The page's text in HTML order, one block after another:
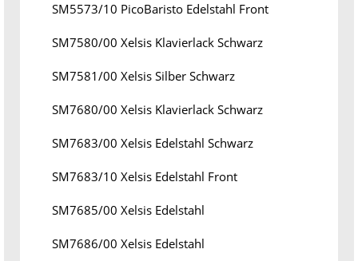
SM5573/10 PicoBaristo Edelstahl Front
SM7580/00 Xelsis Klavierlack Schwarz
SM7581/00 Xelsis Silber Schwarz
SM7680/00 Xelsis Klavierlack Schwarz
SM7683/00 Xelsis Edelstahl Schwarz
SM7683/10 Xelsis Edelstahl Front
SM7685/00 Xelsis Edelstahl
SM7686/00 Xelsis Edelstahl